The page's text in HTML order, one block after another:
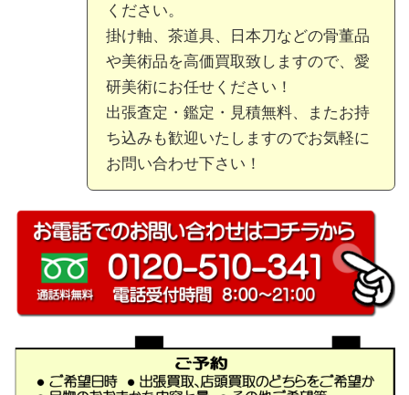
ください。
掛け軸、茶道具、日本刀などの骨董品
や美術品を高価買取致しますので、愛
研美術にお任せください！
出張査定・鑑定・見積無料、またお持
ち込みも歓迎いたしますのでお気軽に
お問い合わせ下さい！